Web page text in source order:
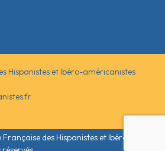
Hispanistes et Ibéro-américanistes
des Hispanistes et Ibéro-